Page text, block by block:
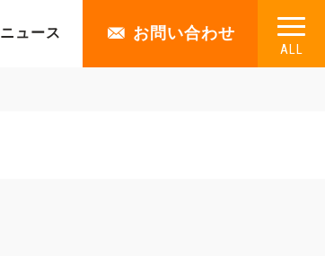
ALL
お問い合わせ
ニュース